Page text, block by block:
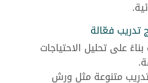
تدريب فعّالة
على تحليل الاحتياجات
متنوعة مثل ورش